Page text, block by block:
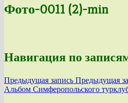
Фото-0011 (2)-min
Навигация по
Предыдущая запись Предыдущая
Альбом Симферопольского